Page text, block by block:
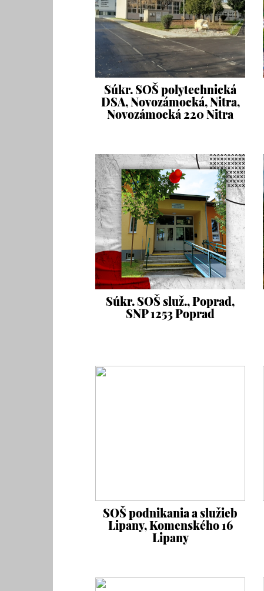
Súkr. SOŠ polytechnická
DSA, Novozámocká, Nitra,
Novozámocká 220 Nitra
Súkr. SOŠ služ., Poprad,
SNP 1253 Poprad
SOŠ podnikania a služieb
Lipany, Komenského 16
Lipany